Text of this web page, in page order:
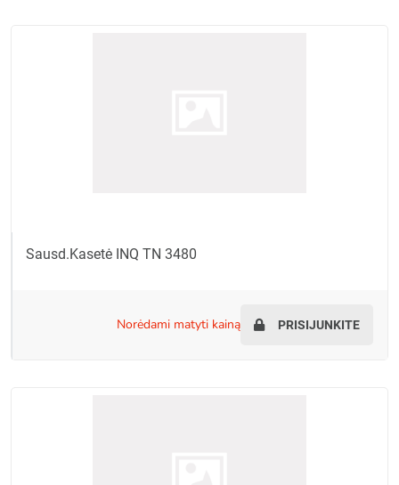
Sausd.kasetė INQ TN 3480
norėdami matyti kainą PRISIJUNKITE